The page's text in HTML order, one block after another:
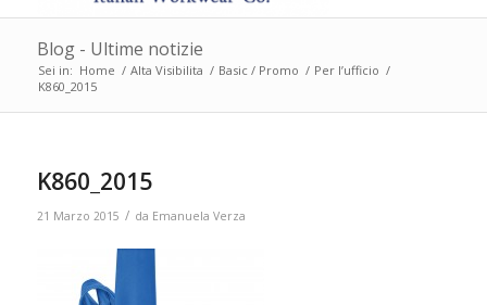
Blog - Ultime notizie
Sei in: Home / Alta Visibilita / Basic / Promo / Per l’ufficio /
K860_2015
K860_2015
21 Marzo 2015 / da Emanuela Verza